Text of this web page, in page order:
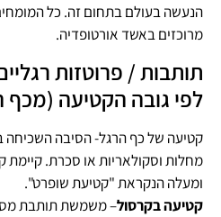
הנעשה בעולם בתחום זה. כל
מרוכזים באשד אורטופדיה.
תותבות / פרוטזות
לפי גובה הקטיעה (מכף
קטיעה של כף הרגל- הסיבה השכיחה
מחלות וסקולאריות או סכרת.
ומעלה הנקראת "קטיעת שופרט".
קטיעה בקרסול– משמשת תותבת